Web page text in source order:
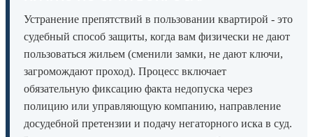
Устранение препятствий в пользовании квартирой - это
судебный способ защиты, когда вам физически не дают
пользоваться жильем (сменили замки, не дают ключи,
загромождают проход). Процесс включает
обязательную фиксацию факта недопуска через
полицию или управляющую компанию, направление
досудебной претензии и подачу негаторного иска в суд.